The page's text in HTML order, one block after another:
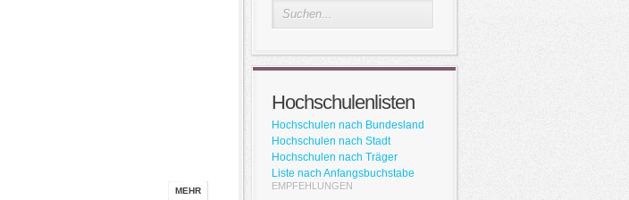
MEHR
Hochschulenlisten
Hochschulen nach Bundesland
Hochschulen nach Stadt
Hochschulen nach Träger
Liste nach Anfangsbuchstabe
EMPFEHLUNGEN